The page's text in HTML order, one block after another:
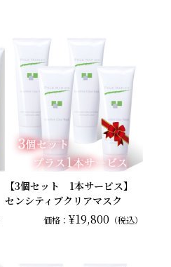
【3個セット 1本サービス】
センシティブクリアマスク
価格： ¥19,800 （税込）